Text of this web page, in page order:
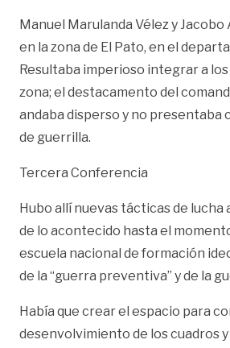
Manuel Marulanda Vélez y
en la zona de El Pato, en el
Resultaba imperioso integrar a
zona; el destacamento del
andaba disperso y no
de guerrilla.
Tercera Conferencia
Hubo allí nuevas tácticas de lucha
de lo acontecido hasta el
escuela nacional de formación
de la “guerra preventiva” y de la
Había que crear el espacio para
desenvolvimiento de los cuadros y